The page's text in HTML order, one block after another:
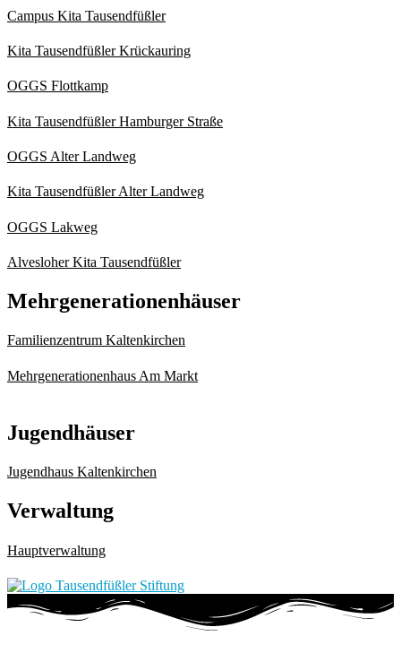
Campus Kita Tausendfüßler
Kita Tausendfüßler Krückauring
OGGS Flottkamp
Kita Tausendfüßler Hamburger Straße
OGGS Alter Landweg
Kita Tausendfüßler Alter Landweg
OGGS Lakweg
Alvesloher Kita Tausendfüßler
Mehrgenerationenhäuser
Familienzentrum Kaltenkirchen
Mehrgenerationenhaus Am Markt
Jugendhäuser
Jugendhaus Kaltenkirchen
Verwaltung
Hauptverwaltung